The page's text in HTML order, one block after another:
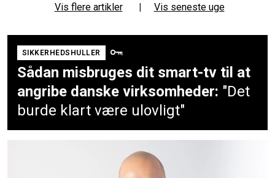
Vis flere artikler | Vis seneste uge
SIKKERHEDSHULLER
Sådan misbruges dit smart-tv til at
angribe danske virksomheder: "Det
burde klart være ulovligt"